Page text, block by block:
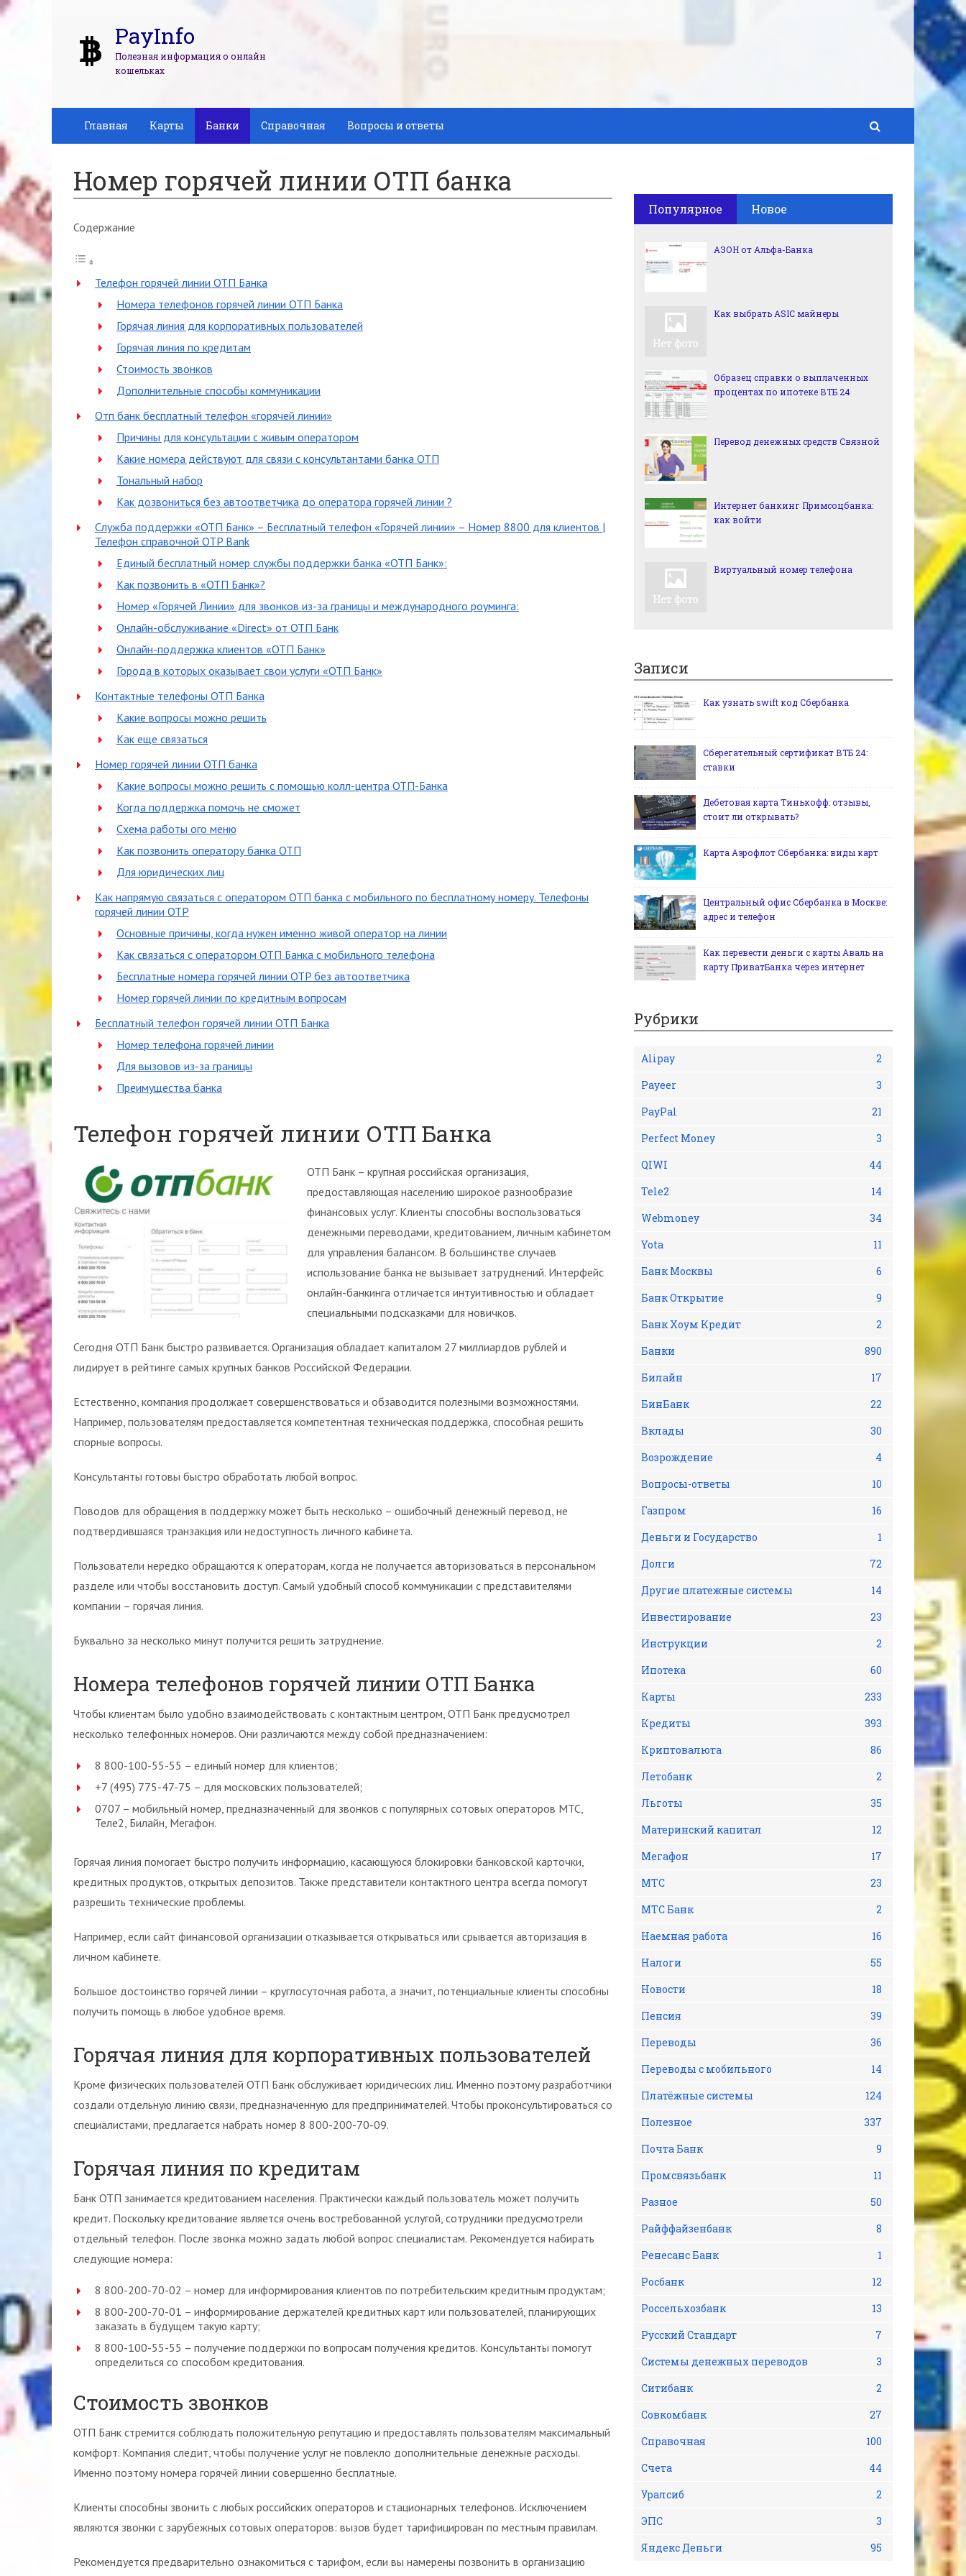
PayInfo
Полезная информация о онлайн
кошельках
Главная Карты Банки Справочная Вопросы и ответы
Номер горячей линии ОТП банка
Содержание
Телефон горячей линии ОТП Банка
Номера телефонов горячей линии ОТП Банка
Горячая линия для корпоративных пользователей
Горячая линия по кредитам
Стоимость звонков
Дополнительные способы коммуникации
Отп банк бесплатный телефон «горячей линии»
Причины для консультации с живым оператором
Какие номера действуют для связи с консультантами банка ОТП
Тональный набор
Как дозвониться без автоответчика до оператора горячей линии ?
Служба поддержки «ОТП Банк» – Бесплатный телефон «Горячей линии» – Номер 8800 для клиентов |
Телефон справочной OTP Bank
Единый бесплатный номер службы поддержки банка «ОТП Банк»:
Как позвонить в «ОТП Банк»?
Номер «Горячей Линии» для звонков из-за границы и международного роуминга:
Онлайн-обслуживание «Direct» от ОТП Банк
Онлайн-поддержка клиентов «ОТП Банк»
Города в которых оказывает свои услуги «ОТП Банк»
Контактные телефоны ОТП Банка
Какие вопросы можно решить
Как еще связаться
Номер горячей линии ОТП банка
Какие вопросы можно решить с помощью колл-центра ОТП-Банка
Когда поддержка помочь не сможет
Схема работы ого меню
Как позвонить оператору банка ОТП
Для юридических лиц
Как напрямую связаться с оператором ОТП банка с мобильного по бесплатному номеру. Телефоны
горячей линии OTP
Основные причины, когда нужен именно живой оператор на линии
Как связаться с оператором ОТП Банка с мобильного телефона
Бесплатные номера горячей линии OTP без автоответчика
Номер горячей линии по кредитным вопросам
Бесплатный телефон горячей линии ОТП Банка
Номер телефона горячей линии
Для вызовов из-за границы
Преимущества банка
Телефон горячей линии ОТП Банка
ОТП Банк – крупная российская организация,
предоставляющая населению широкое разнообразие
финансовых услуг. Клиенты способны воспользоваться
денежными переводами, кредитованием, личным кабинетом
для управления балансом. В большинстве случаев
использование банка не вызывает затруднений. Интерфейс
онлайн-банкинга отличается интуитивностью и обладает
специальными подсказками для новичков.
Сегодня ОТП Банк быстро развивается. Организация обладает капиталом 27 миллиардов рублей и
лидирует в рейтинге самых крупных банков Российской Федерации.
Естественно, компания продолжает совершенствоваться и обзаводится полезными возможностями.
Например, пользователям предоставляется компетентная техническая поддержка, способная решить
спорные вопросы.
Консультанты готовы быстро обработать любой вопрос.
Поводов для обращения в поддержку может быть несколько – ошибочный денежный перевод, не
подтвердившаяся транзакция или недоступность личного кабинета.
Пользователи нередко обращаются к операторам, когда не получается авторизоваться в персональном
разделе или чтобы восстановить доступ. Самый удобный способ коммуникации с представителями
компании – горячая линия.
Буквально за несколько минут получится решить затруднение.
Номера телефонов горячей линии ОТП Банка
Чтобы клиентам было удобно взаимодействовать с контактным центром, ОТП Банк предусмотрел
несколько телефонных номеров. Они различаются между собой предназначением:
8 800-100-55-55 – единый номер для клиентов;
+7 (495) 775-47-75 – для московских пользователей;
0707 – мобильный номер, предназначенный для звонков с популярных сотовых операторов МТС,
Теле2, Билайн, Мегафон.
Горячая линия помогает быстро получить информацию, касающуюся блокировки банковской карточки,
кредитных продуктов, открытых депозитов. Также представители контактного центра всегда помогут
разрешить технические проблемы.
Например, если сайт финансовой организации отказывается открываться или срывается авторизация в
личном кабинете.
Большое достоинство горячей линии – круглосуточная работа, а значит, потенциальные клиенты способны
получить помощь в любое удобное время.
Горячая линия для корпоративных пользователей
Кроме физических пользователей ОТП Банк обслуживает юридических лиц. Именно поэтому разработчики
создали отдельную линию связи, предназначенную для предпринимателей. Чтобы проконсультироваться со
специалистами, предлагается набрать номер 8 800-200-70-09.
Горячая линия по кредитам
Банк ОТП занимается кредитованием населения. Практически каждый пользователь может получить
кредит. Поскольку кредитование является очень востребованной услугой, сотрудники предусмотрели
отдельный телефон. После звонка можно задать любой вопрос специалистам. Рекомендуется набирать
следующие номера:
8 800-200-70-02 – номер для информирования клиентов по потребительским кредитным продуктам;
8 800-200-70-01 – информирование держателей кредитных карт или пользователей, планирующих
заказать в будущем такую карту;
8 800-100-55-55 – получение поддержки по вопросам получения кредитов. Консультанты помогут
определиться со способом кредитования.
Стоимость звонков
ОТП Банк стремится соблюдать положительную репутацию и предоставлять пользователям максимальный
комфорт. Компания следит, чтобы получение услуг не повлекло дополнительные денежные расходы.
Именно поэтому номера горячей линии совершенно бесплатные.
Клиенты способны звонить с любых российских операторов и стационарных телефонов. Исключением
являются звонки с зарубежных сотовых операторов: вызов будет тарифицирован по местным правилам.
Рекомендуется предварительно ознакомиться с тарифом, если вы намерены позвонить в организацию
Популярное Новое
АЗОН от Альфа-Банка
Как выбрать ASIC майнеры
Образец справки о выплаченных
процентах по ипотеке ВТБ 24
Перевод денежных средств Связной
Интернет банкинг Примсоцбанка:
как войти
Виртуальный номер телефона
Записи
Как узнать swift код Сбербанка
Сберегательный сертификат ВТБ 24:
ставки
Дебетовая карта Тинькофф: отзывы,
стоит ли открывать?
Карта Аэрофлот Сбербанка: виды карт
Центральный офис Сбербанка в Москве:
адрес и телефон
Как перевести деньги с карты Аваль на
карту ПриватБанка через интернет
Рубрики
Alipay
2
Payeer
3
PayPal
21
Perfect Money
3
QIWI
44
Tele2
14
Webmoney
34
Yota
11
Банк Москвы
6
Банк Открытие
9
Банк Хоум Кредит
2
Банки
890
Билайн
17
БинБанк
22
Вклады
30
Возрождение
4
Вопросы-ответы
10
Газпром
16
Деньги и Государство
1
Долги
72
Другие платежные системы
14
Инвестирование
23
Инструкции
2
Ипотека
60
Карты
233
Кредиты
393
Криптовалюта
86
Летобанк
2
Льготы
35
Материнский капитал
12
Мегафон
17
МТС
23
МТС Банк
2
Наемная работа
16
Налоги
55
Новости
18
Пенсия
39
Переводы
36
Переводы с мобильного
14
Платёжные системы
124
Полезное
337
Почта Банк
9
Промсвязьбанк
11
Разное
50
Райффайзенбанк
8
Ренесанс Банк
1
Росбанк
12
Россельхозбанк
13
Русский Стандарт
7
Системы денежных переводов
3
Ситибанк
2
Совкомбанк
27
Справочная
100
Счета
44
Уралсиб
2
ЭПС
3
Яндекс Деньги
95